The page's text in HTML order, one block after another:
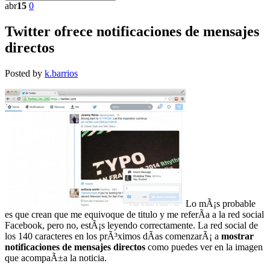
abr15 0
Twitter ofrece notificaciones de mensajes
directos
Posted by k.barrios
Lo mÃ¡s probable
es que crean que me equivoque de titulo y me referÃ­a a la red social
Facebook, pero no, estÃ¡s leyendo correctamente. La red social de
los 140 caracteres en los prÃ³ximos dÃ­as comenzarÃ¡ a mostrar
notificaciones de mensajes directos como puedes ver en la imagen
que acompaÃ±a la noticia.